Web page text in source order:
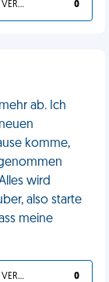
DU HAST ES VERDIENT 0
ab. Ich
komme,
wird
also starte
meine
DU HAST ES VERDIENT 0